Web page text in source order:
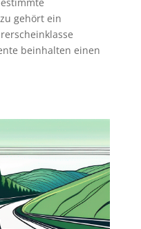
gehört ein
beinhalten einen